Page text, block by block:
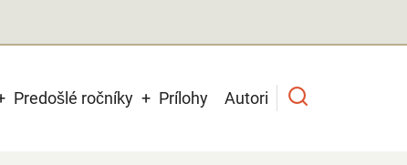
Predošlé ročníky Prílohy Autori